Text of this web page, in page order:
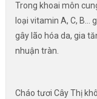
Trong khoai môn
loại vitamin A, C, B…
gây lão hóa da, gia
nhuận tràn.
Cháo tươi Cây Thị